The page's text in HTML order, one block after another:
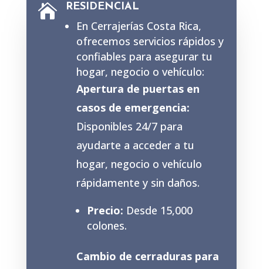
 RESIDENCIAL
En Cerrajerías Costa Rica,
ofrecemos servicios rápidos y
confiables para asegurar tu
hogar, negocio o vehículo:
Apertura de puertas en
casos de emergencia:
Disponibles 24/7 para
ayudarte a acceder a tu
hogar, negocio o vehículo
rápidamente y sin daños.
Precio: Desde 15,000
colones.
Cambio de cerraduras para